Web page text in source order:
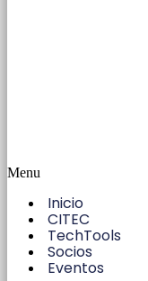
Menu
Inicio
CITEC
TechTools
Socios
Eventos